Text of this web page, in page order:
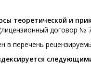
теоретической и
договор №
в перечень